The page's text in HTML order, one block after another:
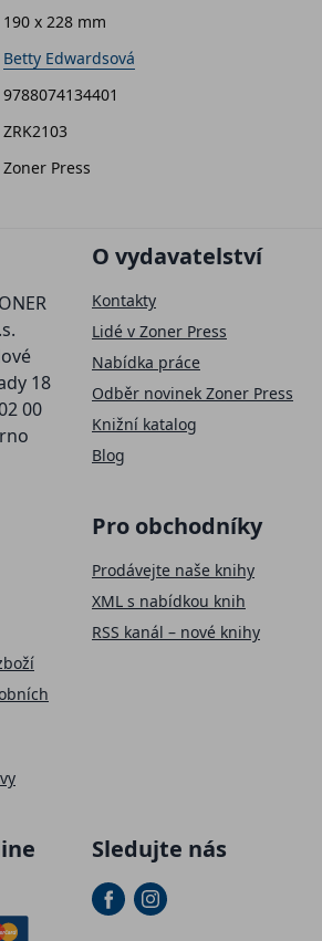
190 x 228 mm
Betty Edwardsová
9788074134401
ZRK2103
Zoner Press
18
00
O vydavatelství
Kontakty
Lidé v Zoner Press
Nabídka práce
Odběr novinek Zoner Press
Knižní katalog
Blog
Pro obchodníky
Prodávejte naše knihy
XML s nabídkou knih
RSS kanál – nové knihy
Sledujte nás